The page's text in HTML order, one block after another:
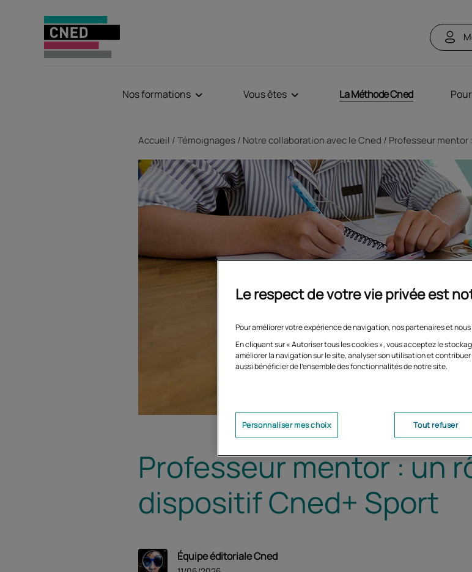
Nos formations Vous êtes La Méthode Cned
Accueil Témoignages Notre collaboration avec le Cned Professeur mentor
Professeur mentor : un
dispositif Cned+ Sport
Équipe éditoriale Cned
Le respect de votre vie privée est
Pour améliorer votre expérience de navigation, nos partenaires et
En cliquant sur « Autoriser tous les cookies », vous acceptez le
améliorer la navigation sur le site, analyser son utilisation et
aussi bénéficier de l'ensemble des fonctionnalités de notre site.
Tout refuser
Personnaliser mes choix